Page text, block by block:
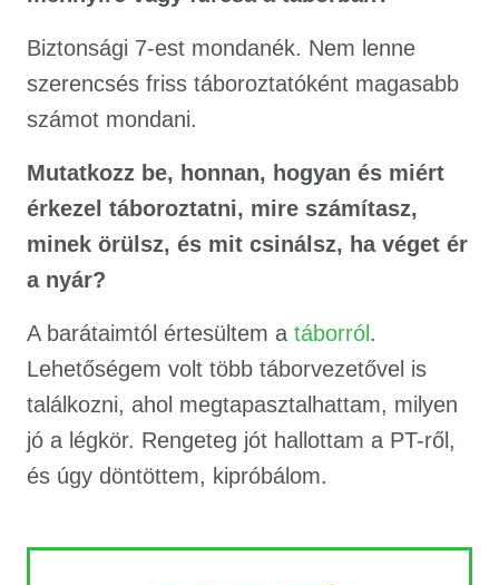
Biztonsági 7-est mondanék. Nem lenne
szerencsés friss táboroztatóként magasabb
számot mondani.
Mutatkozz be, honnan, hogyan és miért
érkezel táboroztatni, mire számítasz,
minek örülsz, és mit csinálsz, ha véget ér
a nyár?
A barátaimtól értesültem a táborról .
Lehetőségem volt több táborvezetővel is
találkozni, ahol megtapasztalhattam, milyen
jó a légkör. Rengeteg jót hallottam a PT-ről,
és úgy döntöttem, kipróbálom.